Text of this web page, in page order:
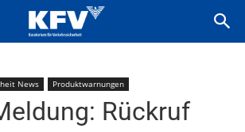
News Produktwarnungen
Rückruf